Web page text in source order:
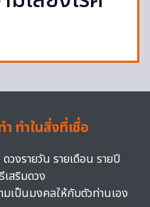
ทำในสิ่งที่เชื่อ
วงรายวัน รายเดือน รายปี
สริมดวง
มเป็นมงคลให้กับตัวท่านเอง